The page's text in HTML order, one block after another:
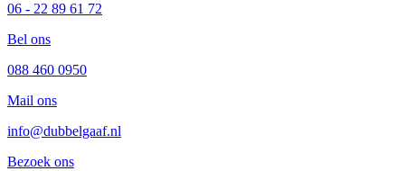
06 - 22 89 61 72
Bel ons
088 460 0950
Mail ons
info@dubbelgaaf.nl
Bezoek ons